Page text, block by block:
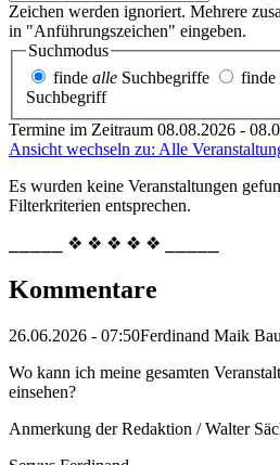
Zeichen werden ignoriert. Mehrere
in "Anführungszeichen" eingeben.
Suchmodus
finde alle Suchbegriffe finde
Suchbegriff
Termine im Zeitraum 08.08.2026 -
Ansicht wechseln zu: Alle
Es wurden keine Veranstaltungen
Filterkriterien entsprechen.
⎯⎯⎯⎯⎯ ❖ ❖ ❖ ❖ ❖ ⎯⎯⎯⎯⎯
Kommentare
26.06.2026 - 07:50Ferdinand Maik
Wo kann ich meine gesamten
einsehen?
Anmerkung der Redaktion /Walter